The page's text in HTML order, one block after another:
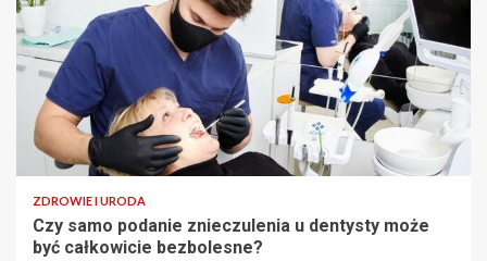
ZDROWIE I URODA
Czy samo podanie znieczulenia u dentysty może
być całkowicie bezbolesne?